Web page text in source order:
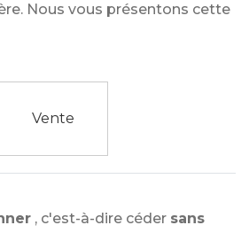
Nous vous présentons cette
Vente
, c'est-à-dire céder sans